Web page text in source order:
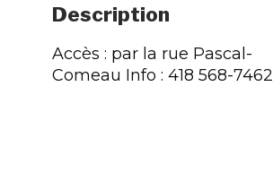
Description
Accès : par la rue Pascal-
Comeau Info : 418 568-7462